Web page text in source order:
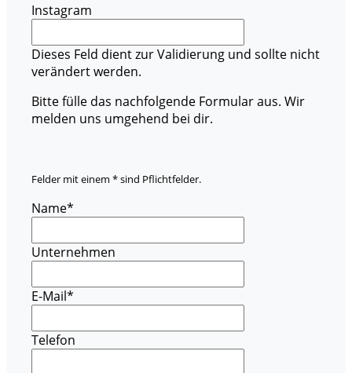
Instagram
Dieses Feld dient zur Validierung und sollte nicht
verändert werden.
Bitte fülle das nachfolgende Formular aus. Wir
melden uns umgehend bei dir.
Felder mit einem * sind Pflichtfelder.
Name*
Unternehmen
E-Mail*
Telefon